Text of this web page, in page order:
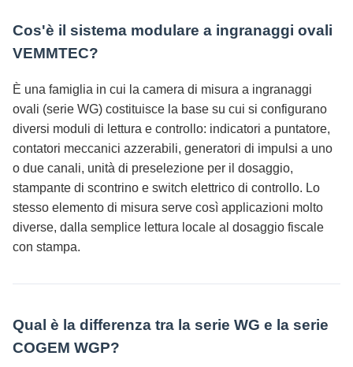
Cos'è il sistema modulare a ingranaggi ovali
VEMMTEC?
È una famiglia in cui la camera di misura a ingranaggi
ovali (serie WG) costituisce la base su cui si configurano
diversi moduli di lettura e controllo: indicatori a puntatore,
contatori meccanici azzerabili, generatori di impulsi a uno
o due canali, unità di preselezione per il dosaggio,
stampante di scontrino e switch elettrico di controllo. Lo
stesso elemento di misura serve così applicazioni molto
diverse, dalla semplice lettura locale al dosaggio fiscale
con stampa.
Qual è la differenza tra la serie WG e la serie
COGEM WGP?